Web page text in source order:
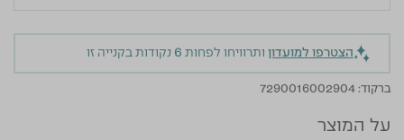
הצטרפו למועדון ותרוויחו לפחות 6 נקודות בקנייה זו
ברקוד: 7290016002904
על המוצר